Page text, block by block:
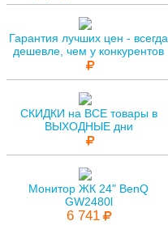
Гарантия лучших цен - всегда
дешевле, чем у конкурентов
СКИДКИ на ВСЕ товары в
ВЫХОДНЫЕ дни
Монитор ЖК 24" BenQ
GW2480l
6 741